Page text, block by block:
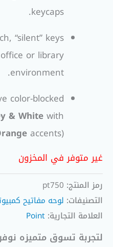
keycaps.
“silent” keys
or library
environment.
color-blocked
& Whitewith
accents).
غير متوفر في المخزون
رمز المنتج: pt750
التصنيفات: لوحه مفاتيح
العلامة التجارية: Point
لتجربة تسوق متميزه